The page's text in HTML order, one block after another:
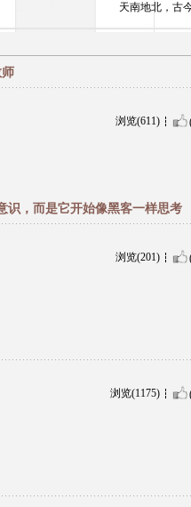
天南地北，古
浏览(611)
识，而是它开始像黑客一样思考
浏览(201)
浏览(1175)